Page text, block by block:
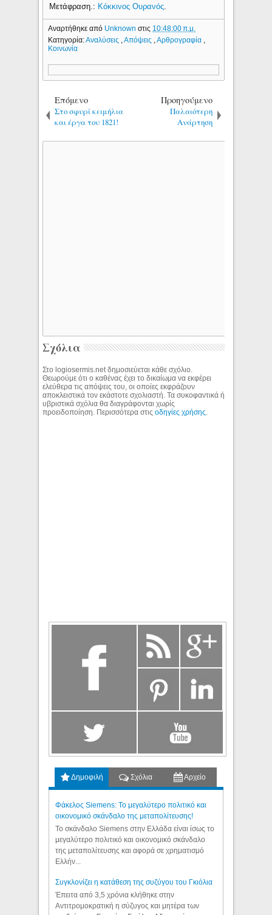
Μετάφραση.: Κόκκινος Ουρανός.
Αναρτήθηκε από Unknownστις 10:48:00 π.μ.
Κατηγορία:Αναλύσεις ,Απόψεις ,Αρθρογραφία
Κοινωνία
Επόμενο
Στο σφυρί κειμήλια
και έργα του 1821!
Προηγούμενο
Παλαιότερη
Ανάρτηση
Σχόλια
Στο logiosermis.net δημοσιεύεται κάθε σχόλιο.
Θεωρούμε ότι ο καθένας έχει το δικαίωμα να εκφέρει
ελεύθερα τις απόψεις του, οι οποίες εκφράζουν
αποκλειστικά τον εκάστοτε σχολιαστή. Τα συκοφαντικά ή
υβριστικά σχόλια θα διαγράφονται χωρίς
προειδοποίηση. Περισσότερα στιςοδηγίες χρήσης
Δημοφιλή Σχόλια Αρχείο
Φάκελος Siemens: Το μεγαλύτερο πολιτικό και
οικονομικό σκάνδαλο της μεταπολίτευσης!
Το σκάνδαλο Siemens στην Ελλάδα είναι ίσως το
μεγαλύτερο πολιτικό και οικονομικό σκάνδαλο
της μεταπολίτευσης και αφορά σε χρηματισμό
Ελλήν...
Συγκλονίζει η κατάθεση της συζύγου του Γκιόλια
Έπειτα από 3,5 χρόνια κλήθηκε στην
Αντιτρομοκρατική η σύζυγος και μητέρα των